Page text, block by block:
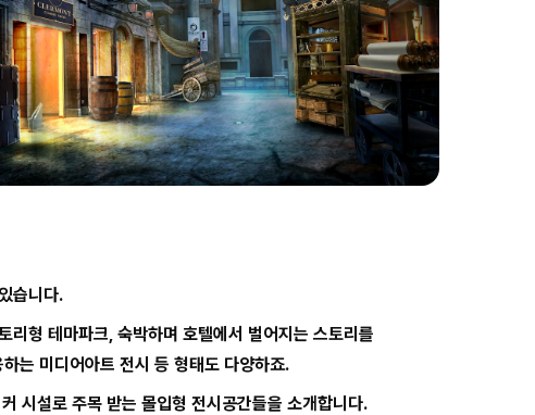
습니다.
리형 테마파크, 숙박하며 호텔에서 벌어지는 스토리를
는 미디어아트 전시 등 형태도 다양하죠.
시설로 주목 받는 몰입형 전시공간들을 소개합니다.